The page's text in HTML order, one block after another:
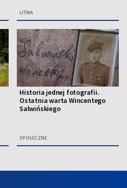
LITWA
Historia jednej fotografii.
Ostatnia warta Wincentego
Salwińskiego
SPOŁECZNE